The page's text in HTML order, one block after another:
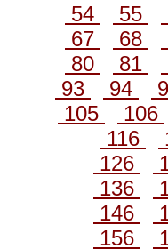
54
55
67
68
80
81
93
94
105
106
116
126
136
146
156